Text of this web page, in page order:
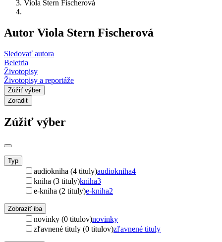
Viola Stern Fischerová
Autor Viola Stern Fischerová
Sledovať autora
Beletria
Životopisy
Životopisy a reportáže
Zúžiť výber
Zoradiť
Zúžiť výber
Typ
audiokniha (4 tituly)audiokniha4
kniha (3 tituly)kniha3
e-kniha (2 tituly)e-kniha2
Zobraziť iba
novinky (0 titulov)novinky
zľavnené tituly (0 titulov)zľavnené tituly